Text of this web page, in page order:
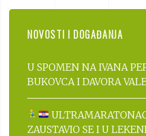
NOVOSTI I DOGAĐANJA
U SPOMEN NA IVANA
BUKOVCA I DAVORA
ZAUSTAVIO SE I U